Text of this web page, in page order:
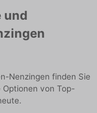
und
Nenzingen finden Sie
von Top-